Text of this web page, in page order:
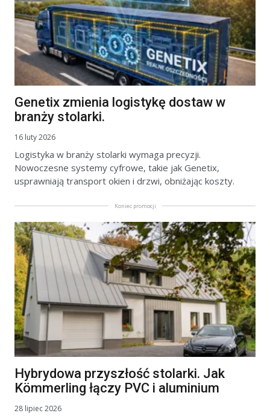
Genetix zmienia logistykę dostaw w
branży stolarki.
16 luty 2026
Logistyka w branży stolarki wymaga precyzji.
Nowoczesne systemy cyfrowe, takie jak Genetix,
usprawniają transport okien i drzwi, obniżając koszty.
Koniec promocji
Hybrydowa przyszłość stolarki. Jak
Kömmerling łączy PVC i aluminium
28 lipiec 2026